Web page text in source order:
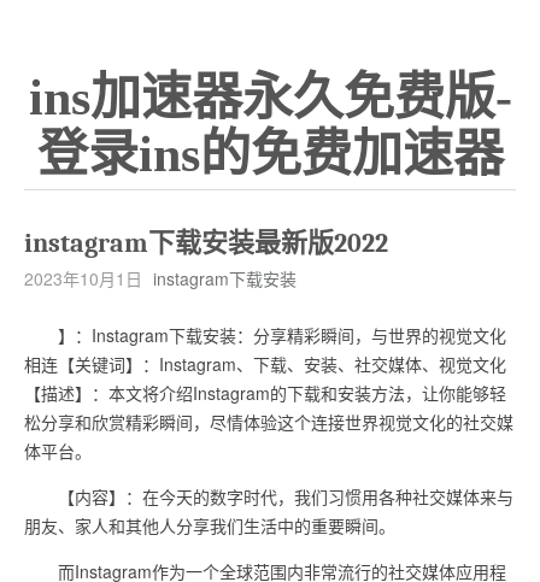
ins加速器永久免费版-
登录ins的免费加速器
instagram下载安装最新版2022
2023年10月1日 instagram下载安装
】：Instagram下载安装：分享精彩瞬间，与世界的视觉文化
相连【关键词】：Instagram、下载、安装、社交媒体、视觉文化
【描述】：本文将介绍Instagram的下载和安装方法，让你能够轻
松分享和欣赏精彩瞬间，尽情体验这个连接世界视觉文化的社交媒
体平台。
【内容】：在今天的数字时代，我们习惯用各种社交媒体来与
朋友、家人和其他人分享我们生活中的重要瞬间。
而Instagram作为一个全球范围内非常流行的社交媒体应用程